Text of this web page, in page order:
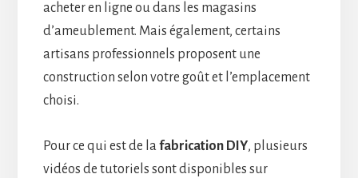
acheter en ligne ou dans les magasins
d’ameublement. Mais également, certains
artisans professionnels proposent une
construction selon votre goût et l’emplacement
choisi.
Pour ce qui est de lafabrication DIY, plusieurs
vidéos de tutoriels sont disponibles sur